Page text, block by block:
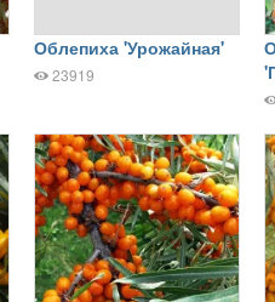
Облепиха 'Урожайная'
23919